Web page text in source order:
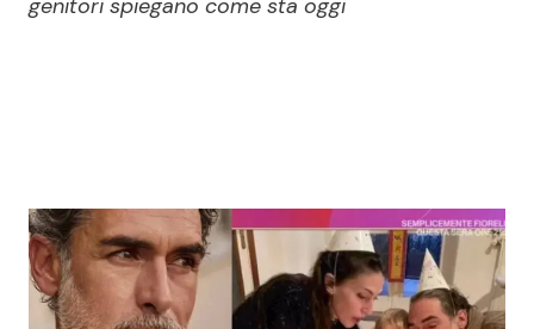
Politica Reality e Talent
News Cinema
News Musica
News dal mondo
genitori spiegano come sta oggi